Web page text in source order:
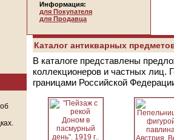
Информация:
для Покупателя
для Продавца
Каталог антикварных
В каталоге представлены
коллекционеров и частных лиц.
границами Российской